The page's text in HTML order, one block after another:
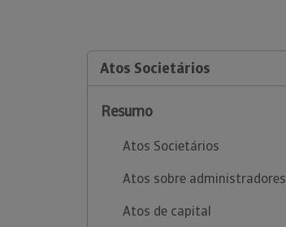
Atos Societários
Resumo
Atos Societários
Atos sobre administradores
Atos de capital